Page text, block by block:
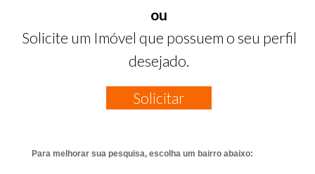
ou
Solicite um Imóvel que possuem o seu perfil
desejado.
Solicitar
Para melhorar sua pesquisa, escolha um bairro abaixo: